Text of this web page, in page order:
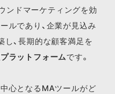
ンドマーケティングを効
ルであり、企業が見込み
し、長期的な顧客満足を
ラットフォームです。
心と​なる​MAツールが​ど